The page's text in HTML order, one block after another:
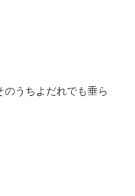
うちよだれでも垂ら